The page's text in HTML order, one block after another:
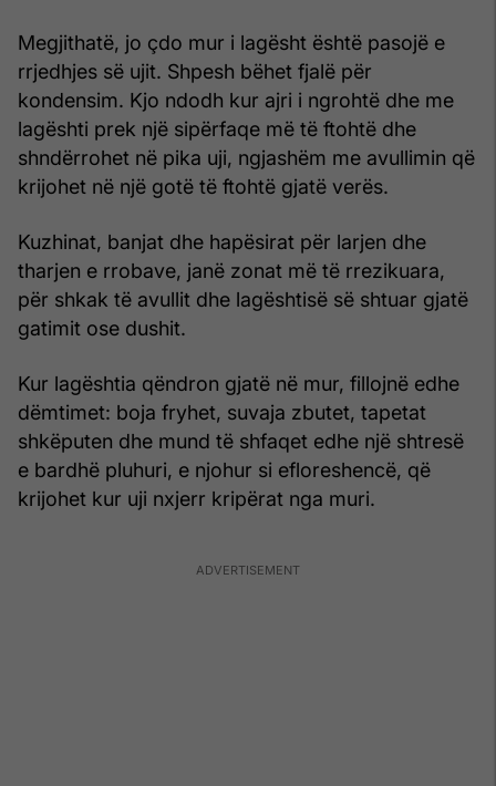
Megjithatë, jo çdo mur i lagësht është pasojë e
rrjedhjes së ujit. Shpesh bëhet fjalë për
kondensim. Kjo ndodh kur ajri i ngrohtë dhe me
lagështi prek një sipërfaqe më të ftohtë dhe
shndërrohet në pika uji, ngjashëm me avullimin që
krijohet në një gotë të ftohtë gjatë verës.
Kuzhinat, banjat dhe hapësirat për larjen dhe
tharjen e rrobave, janë zonat më të rrezikuara,
për shkak të avullit dhe lagështisë së shtuar gjatë
gatimit ose dushit.
Kur lagështia qëndron gjatë në mur, fillojnë edhe
dëmtimet: boja fryhet, suvaja zbutet, tapetat
shkëputen dhe mund të shfaqet edhe një shtresë
e bardhë pluhuri, e njohur si efloreshencë, që
krijohet kur uji nxjerr kripërat nga muri.